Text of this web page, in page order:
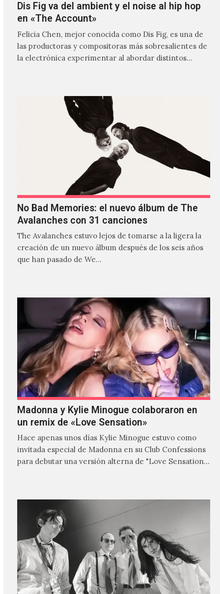
Dis Fig va del ambient y el noise al hip hop
en «The Account»
Felicia Chen, mejor conocida como Dis Fig, es una de
las productoras y compositoras más sobresalientes de
la electrónica experimentar al abordar distintos
No Bad Memories: el nuevo álbum de The
Avalanches con 31 canciones
The Avalanches estuvo lejos de tomarse a la ligera la
creación de un nuevo álbum después de los seis años
que han pasado de We…
Madonna y Kylie Minogue colaboraron en
un remix de «Love Sensation»
Hace apenas unos días Kylie Minogue estuvo como
invitada especial de Madonna en su Club Confessions
para debutar una versión alterna de "Love Sensation",